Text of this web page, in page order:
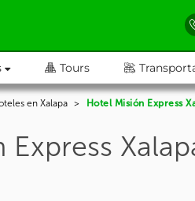
Tours
en Xalapa Hotel Misión Express
Express